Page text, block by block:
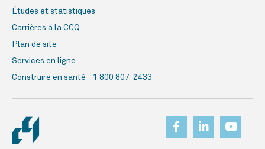
Études et statistiques
Carrières à la CCQ
Plan de site
Services en ligne
Construire en santé - 1 800 807-2433